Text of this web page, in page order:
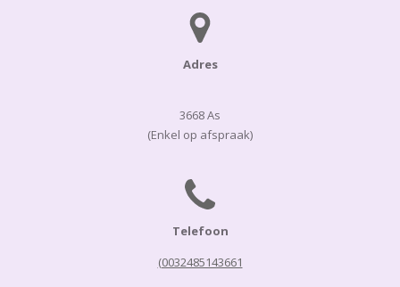
Adres
3668 As
(Enkel op afspraak)
Telefoon
(0032485143661